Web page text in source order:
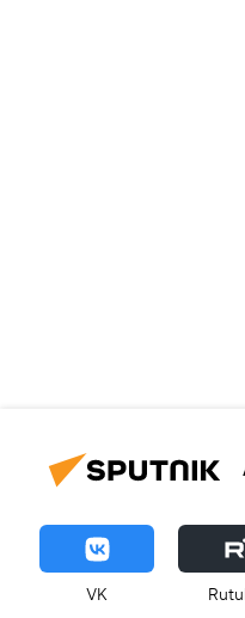
VK